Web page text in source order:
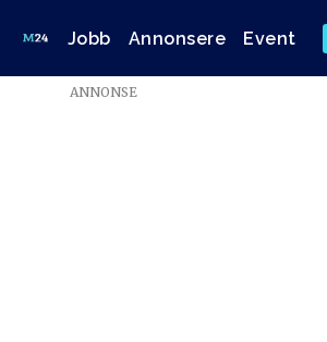
Jobb Annonsere Event
ANNONSE